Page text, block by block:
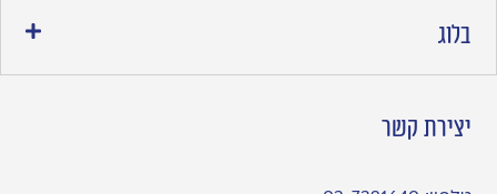
בלוג
יצירת קשר